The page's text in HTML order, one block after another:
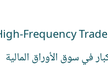
في سوق الأوراق المالية